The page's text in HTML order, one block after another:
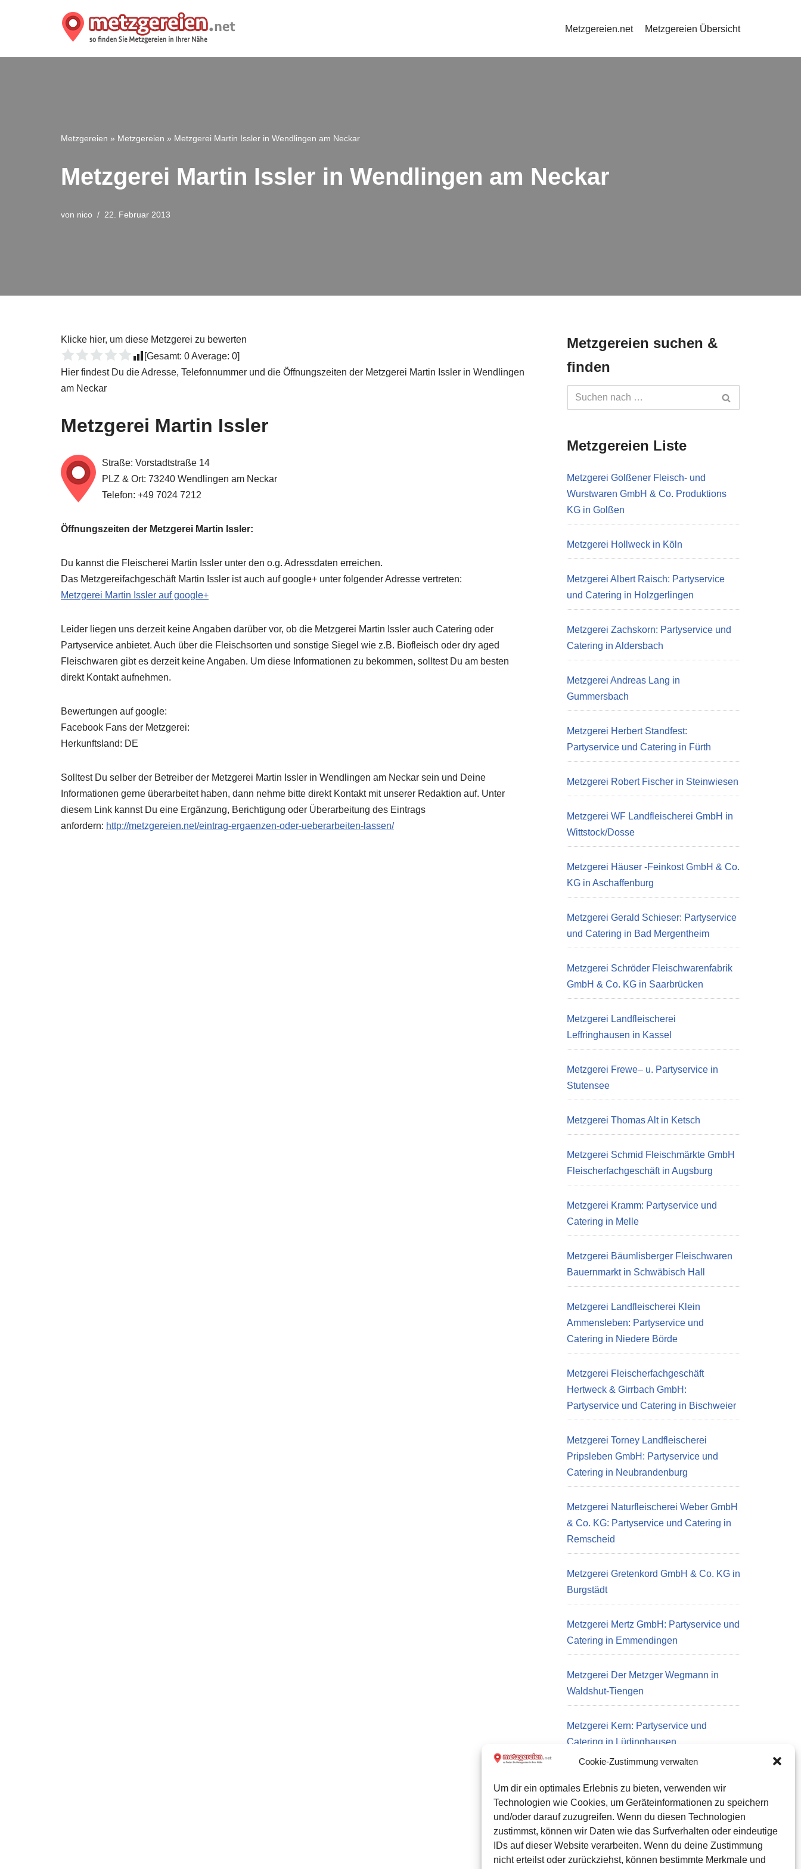
Cookie-Zustimmung verwalten
Um dir ein optimales Erlebnis zu bieten, verwenden wir
Technologien wie Cookies, um Geräteinformationen zu speichern
und/oder darauf zuzugreifen. Wenn du diesen Technologien
zustimmst, können wir Daten wie das Surfverhalten oder eindeutige
IDs auf dieser Website verarbeiten. Wenn du deine Zustimmung
nicht erteilst oder zurückziehst, können bestimmte Merkmale und
Metzgereien.net Metzgereien Übersicht
Metzgereien » Metzgereien » Metzgerei Martin Issler in Wendlingen am Neckar
Metzgerei Martin Issler in Wendlingen am Neckar
von nico 22. Februar 2013
Klicke hier, um diese Metzgerei zu bewerten
[Gesamt: 0Average: 0]
Hier findest Du die Adresse, Telefonnummer und die Öffnungszeiten der Metzgerei Martin Issler in Wendlingen
am Neckar
Metzgerei Martin Issler
Straße: Vorstadtstraße 14
PLZ & Ort: 73240 Wendlingen am Neckar
Telefon: +49 7024 7212
Öffnungszeiten der Metzgerei Martin Issler:
Du kannst die Fleischerei Martin Issler unter den o.g. Adressdaten erreichen.
Das Metzgereifachgeschäft Martin Issler ist auch auf google+ unter folgender Adresse vertreten:
Metzgerei Martin Issler auf google+
Leider liegen uns derzeit keine Angaben darüber vor, ob die Metzgerei Martin Issler auch Catering oder
Partyservice anbietet. Auch über die Fleischsorten und sonstige Siegel wie z.B. Biofleisch oder dry aged
Fleischwaren gibt es derzeit keine Angaben. Um diese Informationen zu bekommen, solltest Du am besten
direkt Kontakt aufnehmen.
Bewertungen auf google:
Facebook Fans der Metzgerei:
Herkunftsland: DE
Solltest Du selber der Betreiber der Metzgerei Martin Issler in Wendlingen am Neckar sein und Deine
Informationen gerne überarbeitet haben, dann nehme bitte direkt Kontakt mit unserer Redaktion auf. Unter
diesem Link kannst Du eine Ergänzung, Berichtigung oder Überarbeitung des Eintrags
anfordern: http://metzgereien.net/eintrag-ergaenzen-oder-ueberarbeiten-lassen/
Metzgereien suchen &
finden
Metzgereien Liste
Metzgerei Golßener Fleisch- und
Wurstwaren GmbH & Co. Produktions
KG in Golßen
Metzgerei Hollweck in Köln
Metzgerei Albert Raisch: Partyservice
und Catering in Holzgerlingen
Metzgerei Zachskorn: Partyservice und
Catering in Aldersbach
Metzgerei Andreas Lang in
Gummersbach
Metzgerei Herbert Standfest:
Partyservice und Catering in Fürth
Metzgerei Robert Fischer in Steinwiesen
Metzgerei WF Landfleischerei GmbH in
Wittstock/Dosse
Metzgerei Häuser -Feinkost GmbH & Co.
KG in Aschaffenburg
Metzgerei Gerald Schieser: Partyservice
und Catering in Bad Mergentheim
Metzgerei Schröder Fleischwarenfabrik
GmbH & Co. KG in Saarbrücken
Metzgerei Landfleischerei
Leffringhausen in Kassel
Metzgerei Frewe– u. Partyservice in
Stutensee
Metzgerei Thomas Alt in Ketsch
Metzgerei Schmid Fleischmärkte GmbH
Fleischerfachgeschäft in Augsburg
Metzgerei Kramm: Partyservice und
Catering in Melle
Metzgerei Bäumlisberger Fleischwaren
Bauernmarkt in Schwäbisch Hall
Metzgerei Landfleischerei Klein
Ammensleben: Partyservice und
Catering in Niedere Börde
Metzgerei Fleischerfachgeschäft
Hertweck & Girrbach GmbH:
Partyservice und Catering in Bischweier
Metzgerei Torney Landfleischerei
Pripsleben GmbH: Partyservice und
Catering in Neubrandenburg
Metzgerei Naturfleischerei Weber GmbH
& Co. KG: Partyservice und Catering in
Remscheid
Metzgerei Gretenkord GmbH & Co. KG in
Burgstädt
Metzgerei Mertz GmbH: Partyservice und
Catering in Emmendingen
Metzgerei Der Metzger Wegmann in
Waldshut-Tiengen
Metzgerei Kern: Partyservice und
Catering in Lüdinghausen
Datenschutz
Kontakt zu uns
Impressum
Cookie-Richtlinie (EU)